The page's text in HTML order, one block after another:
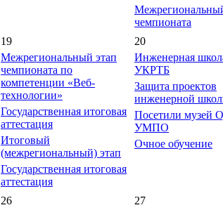
чемпионата
19
Межрегиональный этап
чемпионата по
компетенции «Веб-
технологии»
Государственная итоговая
аттестация
Итоговый
(межрегиональный) этап
Государственная итоговая
аттестация
20
Инженерная
УКРТБ
Защита проектов
инженерной
Посетили музей
УМПО
Очное обучение
26
27